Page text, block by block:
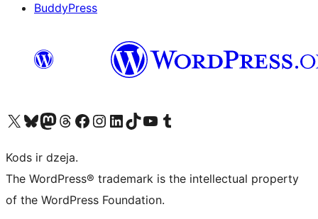
BuddyPress
Apmeklējiet mūsu X (agrāk Twitter) kontu
Apmeklējiet mūsu Bluesky kontu
Apmeklējiet mūsu Mastodon kontu
Apmeklējiet mūsu Threads kontu
Apmeklējiet mūsu Facebook lapuApmeklējiet mūsu Instagram kontu
Apmeklējiet mūsu LinkedIn kontu
Apmeklējiet mūsu TikTok kontu
Apmeklējiet mūsu YouTube kanālu
Apmeklējiet mūsu Tumblr kontu
Kods ir dzeja.
The WordPress® trademark is the intellectual property
of the WordPress Foundation.